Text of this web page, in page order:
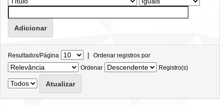
Resultados/Página | Ordenar registros por
Ordenar
Registro(s)